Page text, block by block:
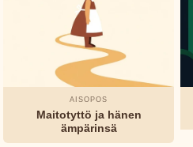
AISOPOS
Maitotyttö ja hänen
ämpärinsä